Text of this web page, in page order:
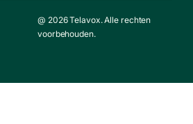
@ 2026 Telavox. Alle rechten
voorbehouden.